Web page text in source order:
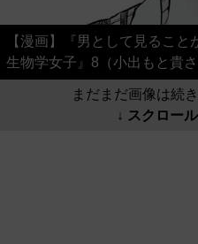
【漫画】『男として見るこ
生物学女子』8（小出もと貴さ
まだまだ画像は続
↓ スクロー